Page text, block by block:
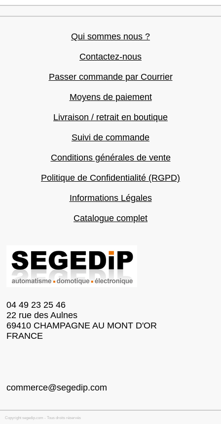
Qui sommes nous ?
Contactez-nous
Passer commande par Courrier
Moyens de paiement
Livraison / retrait en boutique
Suivi de commande
Conditions générales de vente
Politique de Confidentialité (RGPD)
Informations Légales
Catalogue complet
04 49 23 25 46
22 rue des Aulnes
69410 CHAMPAGNE AU MONT D'OR
FRANCE
commerce@segedip.com
Copyright segedip.com - Tous droits réservés